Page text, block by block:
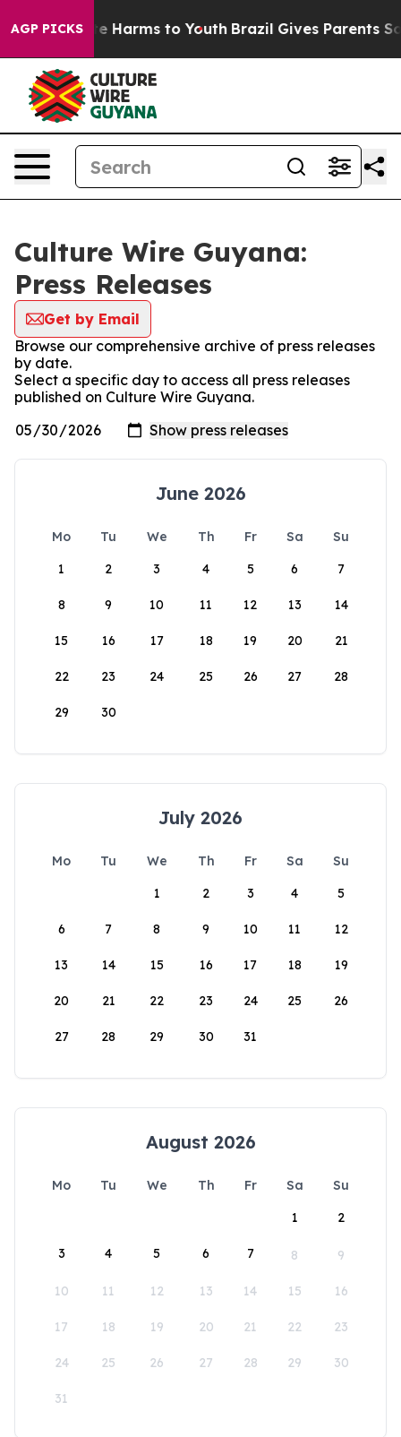
AGP PICKS
to Abate Harms to Youth Brazil Gives Parents
Culture Wire Guyana:
Press Releases
Get by Email
Browse our comprehensive archive of press releases
by date.
Select a specific day to access all press releases
published on Culture Wire Guyana.
June 2026
Mo Tu We Th Fr Sa
Su
1
2 3 4 5 6 7
8 9 10 11 12 13 14
15 16 17 18 19 20 21
22 23 24 25 26 27 28
29 30
July 2026
Mo Tu We Th Fr Sa
Su
1
2 3 4 5
6 7 8 9 10 11 12
13 14 15 16 17 18 19
20 21 22 23 24 25 26
27 28 29 30 31
August 2026
Mo Tu We Th Fr Sa
Su
1
2
3 4 5 6 7 8 9
10 11 12 13 14 15 16
17 18 19 20 21 22 23
24 25 26 27 28 29 30
31